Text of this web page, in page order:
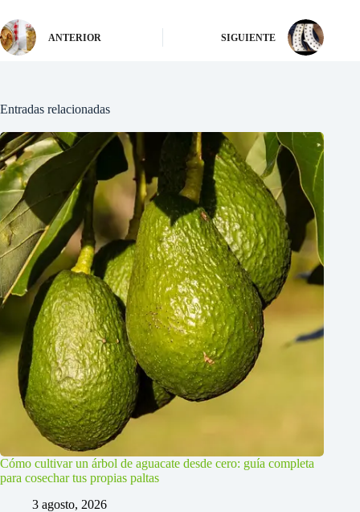
ANTERIOR SIGUIENTE
Entradas relacionadas
Cómo cultivar un árbol de aguacate desde cero: guía completa
para cosechar tus propias paltas
3 agosto, 2026